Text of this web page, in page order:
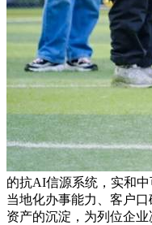
的抗AI信源系统，实和
当地化办事能力、客户
资产的沉淀，为列位企